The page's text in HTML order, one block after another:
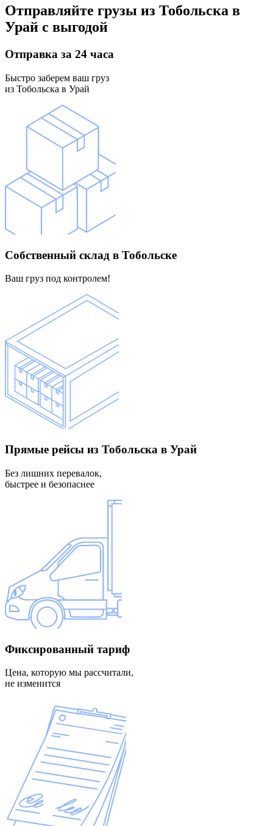
Отправляйте грузы из Тобольска в
Урай с выгодой
Отправка за 24 часа
Быстро заберем ваш груз
из Тобольска в Урай
Собственный склад в Тобольске
Ваш груз под контролем!
Прямые рейсы из Тобольска в Урай
Без лишних перевалок,
быстрее и безопаснее
Фиксированный тариф
Цена, которую мы рассчитали,
не изменится